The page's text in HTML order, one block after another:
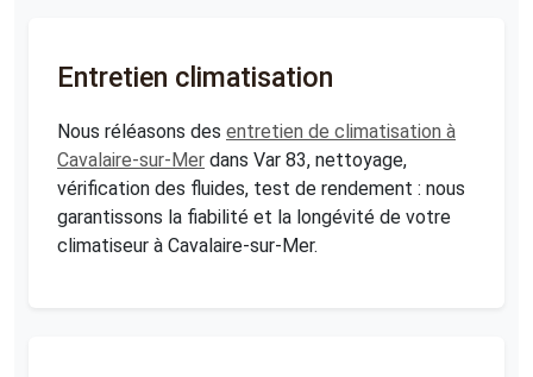
Entretien climatisation
Nous réléasons des entretien de climatisation à
Cavalaire-sur-Mer dans Var 83, nettoyage,
vérification des fluides, test de rendement : nous
garantissons la fiabilité et la longévité de votre
climatiseur à Cavalaire-sur-Mer.